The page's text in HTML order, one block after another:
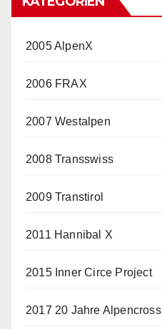
2005 AlpenX
2006 FRAX
2007 Westalpen
2008 Transswiss
2009 Transtirol
2011 Hannibal X
2015 Inner Circe Project
2017 20 Jahre Alpencross